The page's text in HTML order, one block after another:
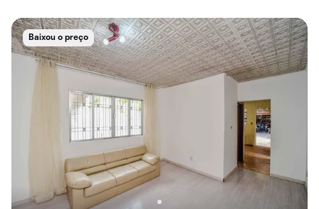
Baixou o preço